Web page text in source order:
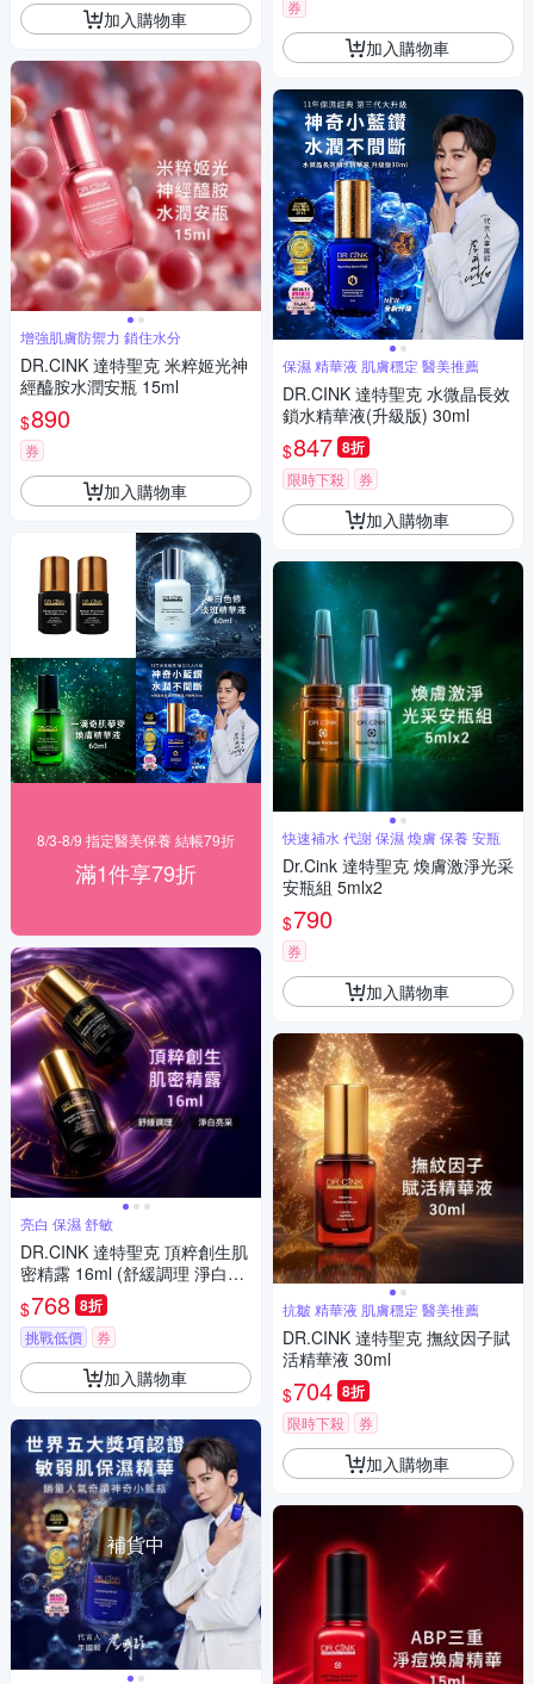
加入購物車
增強肌膚防禦力 鎖住水分
DR.CINK 達特聖克 米粹姬光神
經醯胺水潤安瓶 15ml
$890
券
加入購物車
8/3-8/9 指定醫美保養 結帳79折
滿1件享79折
亮白 保濕 舒敏
DR.CINK 達特聖克 頂粹創生肌
密精露 16ml (舒緩調理 淨白亮
采 兩款供選)
$768 8折
挑戰低價 券
加入購物車
補貨中
券
加入購物車
保濕 精華液 肌膚穩定 醫美推薦
DR.CINK 達特聖克 水微晶長效
鎖水精華液(升級版) 30ml
$847 8折
限時下殺 券
加入購物車
快速補水 代謝 保濕 煥膚 保養 安瓶
Dr.Cink 達特聖克 煥膚激淨光采
安瓶組 5mlx2
$790
券
加入購物車
抗皺 精華液 肌膚穩定 醫美推薦
DR.CINK 達特聖克 撫紋因子賦
活精華液 30ml
$704 8折
限時下殺 券
加入購物車